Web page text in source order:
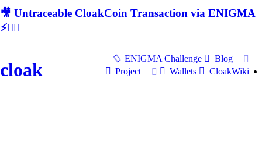
🎥 Untraceable CloakCoin Transaction via ENIGMA
⚡🕵‍♂
cloak
ENIGMA Challenge
Blog
Project
Wallets CloakWiki